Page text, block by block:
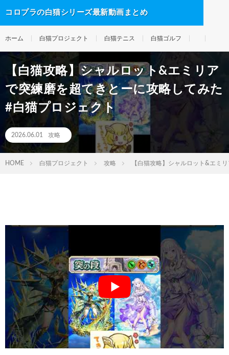
コロプラの白猫シリーズ最新動画まとめ
ホーム 白猫プロジェクト 白猫テニス 白猫ゴルフ
【白猫攻略】シャルロット&エミリア
で突練磨を超てきとーに攻略してみた
#白猫プロジェクト
2026.06.01 攻略
HOME 白猫プロジェクト 攻略 【白猫攻略】シャルロット&エミ